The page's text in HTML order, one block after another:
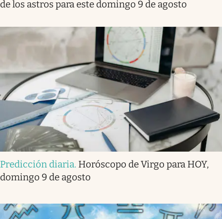
de los astros para este domingo 9 de agosto
Predicción diaria. Horóscopo de Virgo para HOY,
domingo 9 de agosto